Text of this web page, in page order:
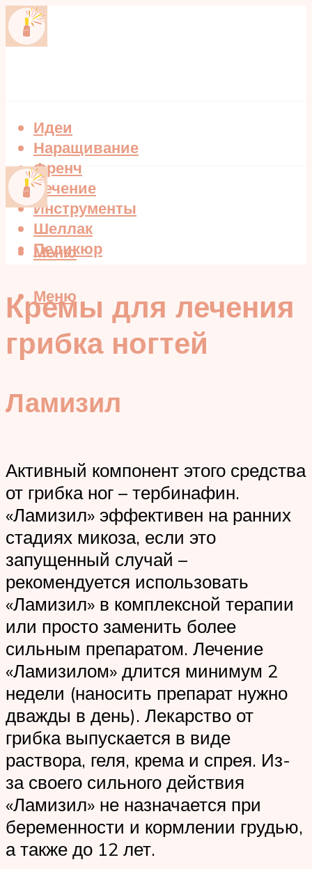
Идеи
Наращивание
Френч
Лечение
Инструменты
Шеллак
Педикюр
Меню
Меню
Кремы для лечения
грибка ногтей
Ламизил
Активный компонент этого средства
от грибка ног – тербинафин.
«Ламизил» эффективен на ранних
стадиях микоза, если это
запущенный случай –
рекомендуется использовать
«Ламизил» в комплексной терапии
или просто заменить более
сильным препаратом. Лечение
«Ламизилом» длится минимум 2
недели (наносить препарат нужно
дважды в день). Лекарство от
грибка выпускается в виде
раствора, геля, крема и спрея. Из-
за своего сильного действия
«Ламизил» не назначается при
беременности и кормлении грудью,
а также до 12 лет.